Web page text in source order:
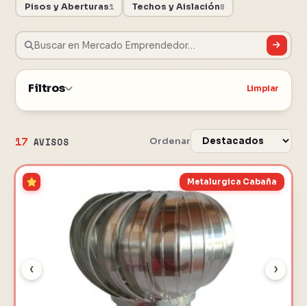
Pisos y Aberturas1 Techos y Aislación8
Filtros Limpiar
17 AVISOS Ordenar
‹ ›
Metalurgica Cabaña